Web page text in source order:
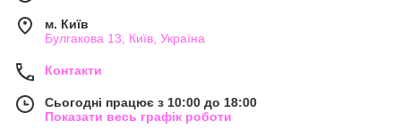
м. Київ
Булгакова 13, Київ, Україна
Контакти
Сьогодні працює з 10:00 до 18:00
Показати весь графік роботи